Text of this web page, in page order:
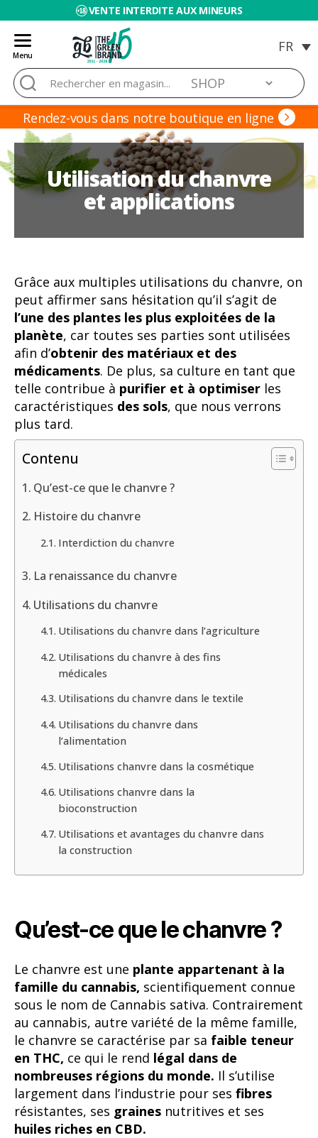
VENTE INTERDITE AUX MINEURS
Menu
Blog
de
Grow
Barato
Rechercher :
Rendez-vous dans notre boutique en ligne
Utilisation du chanvre
et applications
Grâce aux multiples utilisations du chanvre, on
peut affirmer sans hésitation qu’il s’agit de
l’une des plantes les plus exploitées de la
planète, car toutes ses parties sont utilisées
afin d’obtenir des matériaux et des
médicaments. De plus, sa culture en tant que
telle contribue à purifier et à optimiser les
caractéristiques des sols, que nous verrons
plus tard.
Contenu
Qu’est-ce que le chanvre ?
Histoire du chanvre
Interdiction du chanvre
La renaissance du chanvre
Utilisations du chanvre
Utilisations du chanvre dans l’agriculture
Utilisations du chanvre à des fins
médicales
Utilisations du chanvre dans le textile
Utilisations du chanvre dans
l’alimentation
Utilisations chanvre dans la cosmétique
Utilisations chanvre dans la
bioconstruction
Utilisations et avantages du chanvre dans
la construction
Qu’est-ce que le chanvre ?
Le chanvre est une plante appartenant à la
famille du cannabis, scientifiquement connue
sous le nom de Cannabis sativa. Contrairement
au cannabis, autre variété de la même famille,
le chanvre se caractérise par sa faible teneur
en THC, ce qui le rend légal dans de
nombreuses régions du monde. Il s’utilise
largement dans l’industrie pour ses fibres
résistantes, ses graines nutritives et ses
huiles riches en CBD.